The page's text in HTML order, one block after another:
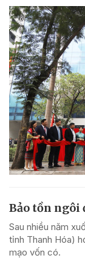
Bảo tồn ngôi
Sau nhiều năm
tỉnh Thanh Hóa)
mạo vốn có.